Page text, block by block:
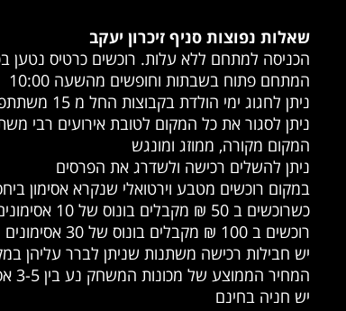
שאלות נפוצות סניף זיכרון יעקב
הכניסה למתחם ללא עלות. רוכשים כרטיס נטען
המתחם פתוח בשבתות וחופשים מהשעה 10:00
ניתן לחגוג ימי הולדת בקבוצות החל מ 15 משתתפים
ניתן לסגור את כל המקום לטובת אירועים רבי
המקום מקורה, ממוזג ומונגש
ניתן להשלים רכישה ולשדרג את הפרסים
במקום רוכשים מטבע וירטואלי שנקרא אסימון ביחס 1 שקל = 1
כשרוכשים ב 50 ₪ מקבלים בונוס של 10 אסימונים
רוכשים ב 100 ₪ מקבלים בונוס של 30 אסימונים
יש חבילות רכישה משתנות שניתן לברר עליהן
המחיר הממוצע של מכונות המשחק נע בין 3-5 אסימונים
יש חניה בחינם